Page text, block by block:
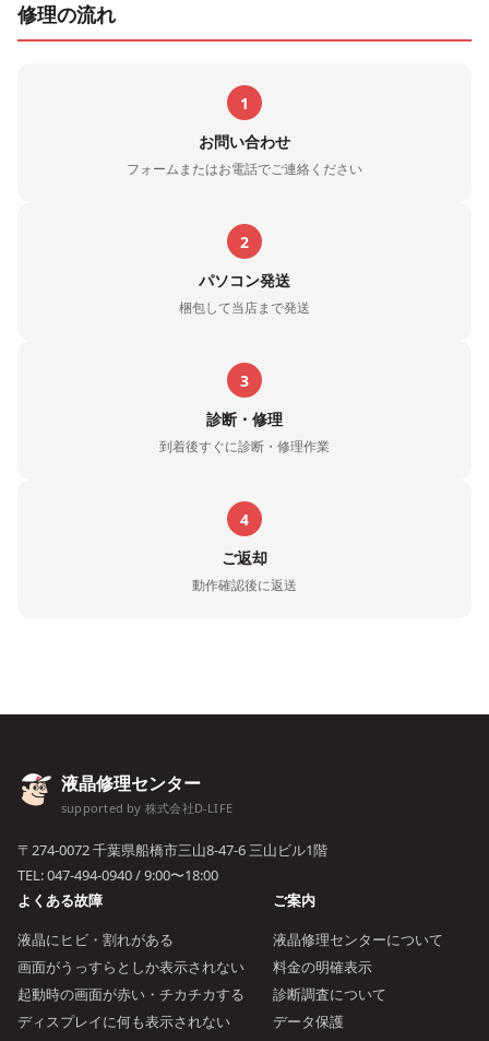
修理の流れ
1
お問い合わせ
フォームまたはお電話でご連絡ください
2
パソコン発送
梱包して当店まで発送
3
診断・修理
到着後すぐに診断・修理作業
4
ご返却
動作確認後に返送
液晶修理センター
supported by 株式会社D-LIFE
〒274-0072 千葉県船橋市三山8-47-6 三山ビル1階
TEL:047-494-0940/ 9:00〜18:00
よくある故障
液晶にヒビ・割れがある
画面がうっすらとしか表示されない
起動時の画面が赤い・チカチカする
ディスプレイに何も表示されない
ご案内
液晶修理センターについて
料金の明確表示
診断調査について
データ保護